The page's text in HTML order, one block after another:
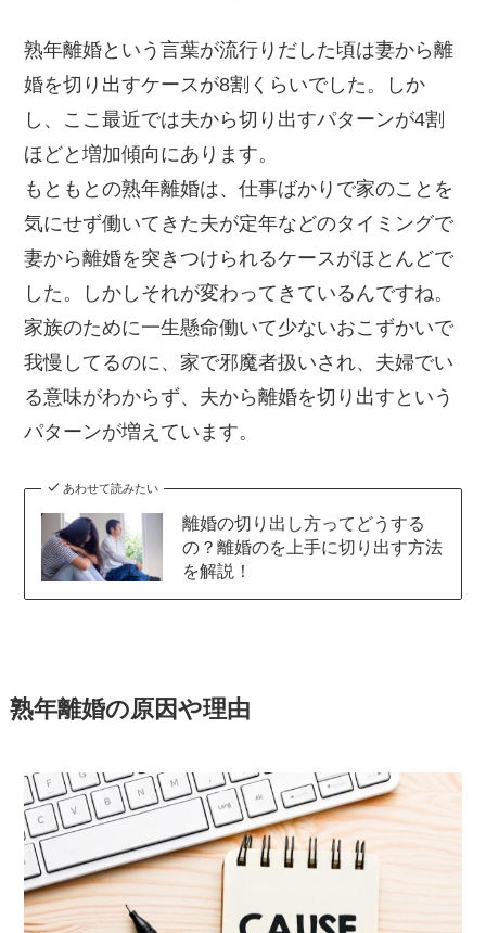
熟年離婚という言葉が流行りだした頃は妻から離
婚を切り出すケースが8割くらいでした。しか
し、ここ最近では夫から切り出すパターンが4割
ほどと増加傾向にあります。
もともとの熟年離婚は、仕事ばかりで家のことを
気にせず働いてきた夫が定年などのタイミングで
妻から離婚を突きつけられるケースがほとんどで
した。しかしそれが変わってきているんですね。
家族のために一生懸命働いて少ないおこずかいで
我慢してるのに、家で邪魔者扱いされ、夫婦でい
る意味がわからず、夫から離婚を切り出すという
パターンが増えています。
あわせて読みたい
離婚の切り出し方ってどうする
の？離婚のを上手に切り出す方法
を解説！
熟年離婚の原因や理由